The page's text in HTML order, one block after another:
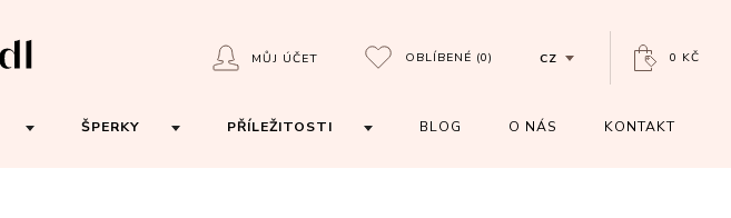
MŮJ ÚČET OBLÍBENÉ (0) CZ 0 KČ
ŠPERKY PŘÍLEŽITOSTI BLOG O NÁS KONTAKT